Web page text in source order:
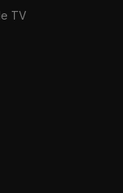
TV